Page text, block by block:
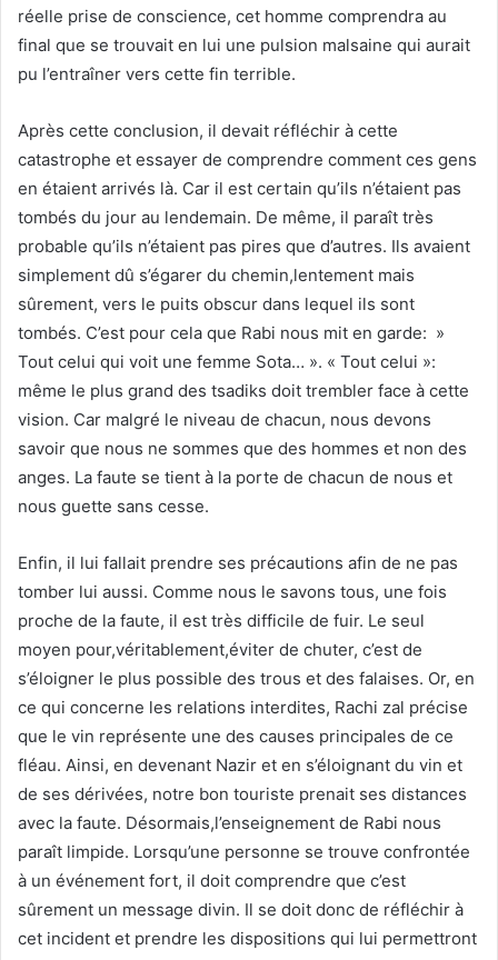
réelle prise de conscience, cet homme comprendra au
final que se trouvait en lui une pulsion malsaine qui aurait
pu l’entraîner vers cette fin terrible.
Après cette conclusion, il devait réfléchir à cette
catastrophe et essayer de comprendre comment ces gens
en étaient arrivés là. Car il est certain qu’ils n’étaient pas
tombés du jour au lendemain. De même, il paraît très
probable qu’ils n’étaient pas pires que d’autres. Ils avaient
simplement dû s’égarer du chemin,lentement mais
sûrement, vers le puits obscur dans lequel ils sont
tombés. C’est pour cela que Rabi nous mit en garde: »
Tout celui qui voit une femme Sota… ». « Tout celui »:
même le plus grand des tsadiks doit trembler face à cette
vision. Car malgré le niveau de chacun, nous devons
savoir que nous ne sommes que des hommes et non des
anges. La faute se tient à la porte de chacun de nous et
nous guette sans cesse.
Enfin, il lui fallait prendre ses précautions afin de ne pas
tomber lui aussi. Comme nous le savons tous, une fois
proche de la faute, il est très difficile de fuir. Le seul
moyen pour,véritablement,éviter de chuter, c’est de
s’éloigner le plus possible des trous et des falaises. Or, en
ce qui concerne les relations interdites, Rachi zal précise
que le vin représente une des causes principales de ce
fléau. Ainsi, en devenant Nazir et en s’éloignant du vin et
de ses dérivées, notre bon touriste prenait ses distances
avec la faute. Désormais,l’enseignement de Rabi nous
paraît limpide. Lorsqu’une personne se trouve confrontée
à un événement fort, il doit comprendre que c’est
sûrement un message divin. Il se doit donc de réfléchir à
cet incident et prendre les dispositions qui lui permettront